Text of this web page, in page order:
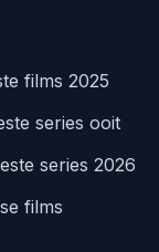
films 2025
series ooit
series 2026
films